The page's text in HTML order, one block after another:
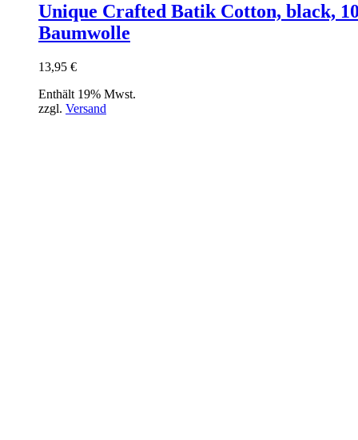
Unique Crafted Batik Cotton, black,
Baumwolle
13,95 €
Enthält 19% Mwst.
zzgl. Versand